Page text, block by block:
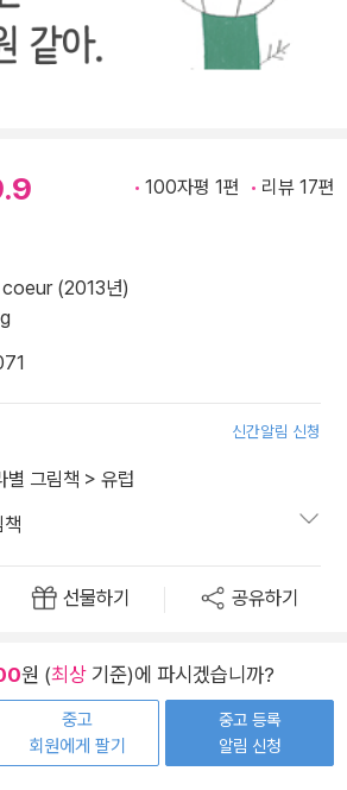
100자평 1편 리뷰 17편
(2013년)
신간알림 신청
별 그림책 > 유럽
책
선물하기 공유하기
원 (최상 기준)에 파시겠습니까?
중고
회원에게 팔기
중고 등록
알림 신청